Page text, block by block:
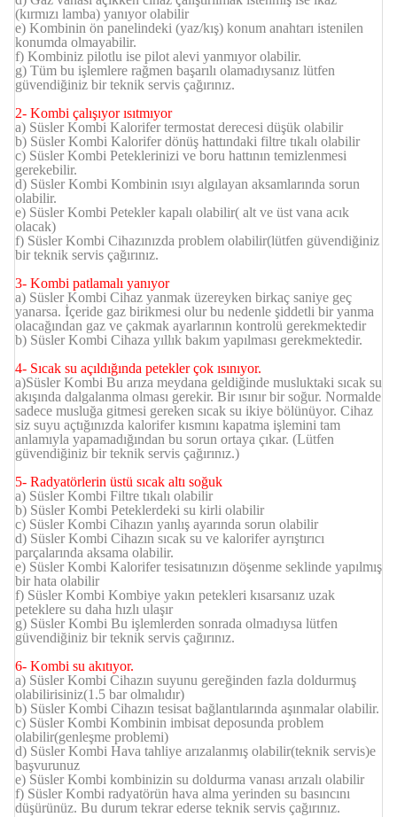
(kırmızı lamba) yanıyor olabilir
e) Kombinin ön panelindeki (yaz/kış) konum anahtarı istenilen
konumda olmayabilir.
f) Kombiniz pilotlu ise pilot alevi yanmıyor olabilir.
g) Tüm bu işlemlere rağmen başarılı olamadıysanız lütfen
güvendiğiniz bir teknik servis çağırınız.
2- Kombi çalışıyor ısıtmıyor
a) Süsler Kombi Kalorifer termostat derecesi düşük olabilir
b) Süsler Kombi Kalorifer dönüş hattındaki filtre tıkalı olabilir
c) Süsler Kombi Peteklerinizi ve boru hattının temizlenmesi
gerekebilir.
d) Süsler Kombi Kombinin ısıyı algılayan aksamlarında sorun
olabilir.
e) Süsler Kombi Petekler kapalı olabilir( alt ve üst vana acık
olacak)
f) Süsler Kombi Cihazınızda problem olabilir(lütfen güvendiğiniz
bir teknik servis çağırınız.
3- Kombi patlamalı yanıyor
a) Süsler Kombi Cihaz yanmak üzereyken birkaç saniye geç
yanarsa. İçeride gaz birikmesi olur bu nedenle şiddetli bir yanma
olacağından gaz ve çakmak ayarlarının kontrolü gerekmektedir
b) Süsler Kombi Cihaza yıllık bakım yapılması gerekmektedir.
4- Sıcak su açıldığında petekler çok ısınıyor.
a)Süsler Kombi Bu arıza meydana geldiğinde musluktaki sıcak su
akışında dalgalanma olması gerekir. Bir ısınır bir soğur. Normalde
sadece musluğa gitmesi gereken sıcak su ikiye bölünüyor. Cihaz
siz suyu açtığınızda kalorifer kısmını kapatma işlemini tam
anlamıyla yapamadığından bu sorun ortaya çıkar. (Lütfen
güvendiğiniz bir teknik servis çağırınız.)
5- Radyatörlerin üstü sıcak altı soğuk
a) Süsler Kombi Filtre tıkalı olabilir
b) Süsler Kombi Peteklerdeki su kirli olabilir
c) Süsler Kombi Cihazın yanlış ayarında sorun olabilir
d) Süsler Kombi Cihazın sıcak su ve kalorifer ayrıştırıcı
parçalarında aksama olabilir.
e) Süsler Kombi Kalorifer tesisatınızın döşenme seklinde yapılmış
bir hata olabilir
f) Süsler Kombi Kombiye yakın petekleri kısarsanız uzak
peteklere su daha hızlı ulaşır
g) Süsler Kombi Bu işlemlerden sonrada olmadıysa lütfen
güvendiğiniz bir teknik servis çağırınız.
6- Kombi su akıtıyor.
a) Süsler Kombi Cihazın suyunu gereğinden fazla doldurmuş
olabilirisiniz(1.5 bar olmalıdır)
b) Süsler Kombi Cihazın tesisat bağlantılarında aşınmalar olabilir.
c) Süsler Kombi Kombinin imbisat deposunda problem
olabilir(genleşme problemi)
d) Süsler Kombi Hava tahliye arızalanmış olabilir(teknik servis)e
başvurunuz
e) Süsler Kombi kombinizin su doldurma vanası arızalı olabilir
f) Süsler Kombi radyatörün hava alma yerinden su basıncını
düşürünüz. Bu durum tekrar ederse teknik servis çağırınız.